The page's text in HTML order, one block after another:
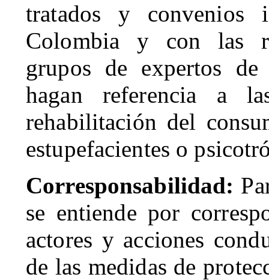
tratados y convenios
Colombia y con las
grupos de expertos de
hagan referencia a
rehabilitación del
estupefacientes o
Corresponsabilidad:
se entiende por
actores y acciones
de las medidas de